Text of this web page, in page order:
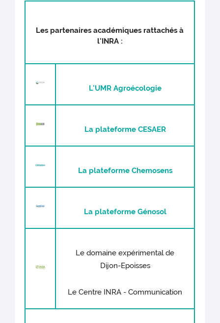
Les partenaires académiques rattachés à
l'INRA :
L'UMR Agroécologie
La plateforme CESAER
La plateforme Chemosens
La plateforme Génosol
Le domaine expérimental de
Dijon-Epoisses
Le Centre INRA - Communication